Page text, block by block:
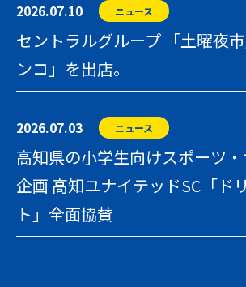
2026.07.10 ニュース
セントラルグループ 「土曜夜
ンコ」を出店。
2026.07.03 ニュース
高知県の小学生向けスポーツ
企画 高知ユナイテッドSC「ド
ト」全面協賛